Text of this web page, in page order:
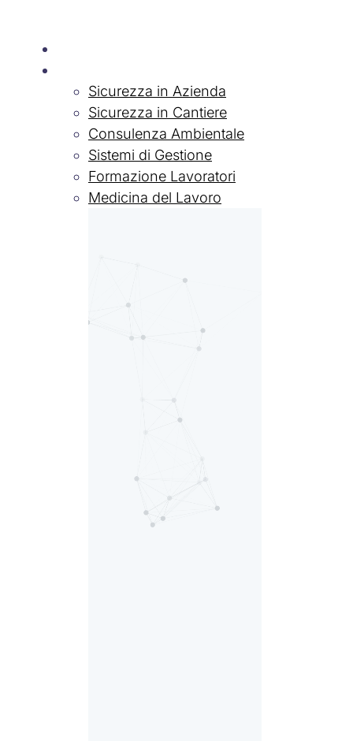
Sicurezza in Azienda
Sicurezza in Cantiere
Consulenza Ambientale
Sistemi di Gestione
Formazione Lavoratori
Medicina del Lavoro